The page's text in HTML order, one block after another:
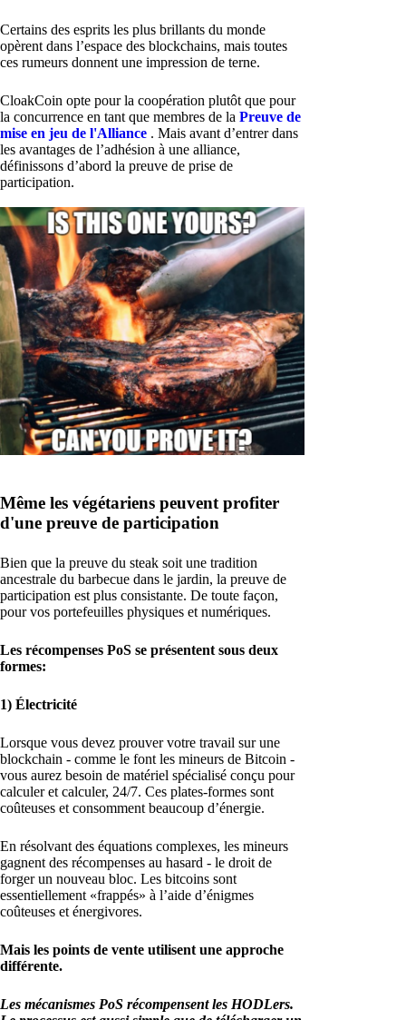
Certains des esprits les plus brillants du monde
opèrent dans l’espace des blockchains, mais toutes
ces rumeurs donnent une impression de terne.
CloakCoin opte pour la coopération plutôt que pour
la concurrence en tant que membres de la Preuve de
mise en jeu de l'Alliance . Mais avant d’entrer dans
les avantages de l’adhésion à une alliance,
définissons d’abord la preuve de prise de
participation.
Même les végétariens peuvent profiter
d'une preuve de participation
Bien que la preuve du steak soit une tradition
ancestrale du barbecue dans le jardin, la preuve de
participation est plus consistante. De toute façon,
pour vos portefeuilles physiques et numériques.
Les récompenses PoS se présentent sous deux
formes:
1) Électricité
Lorsque vous devez prouver votre travail sur une
blockchain - comme le font les mineurs de Bitcoin -
vous aurez besoin de matériel spécialisé conçu pour
calculer et calculer, 24/7. Ces plates-formes sont
coûteuses et consomment beaucoup d’énergie.
En résolvant des équations complexes, les mineurs
gagnent des récompenses au hasard - le droit de
forger un nouveau bloc. Les bitcoins sont
essentiellement «frappés» à l’aide d’énigmes
coûteuses et énergivores.
Mais les points de vente utilisent une approche
différente.
Les mécanismes PoS récompensent les HODLers.